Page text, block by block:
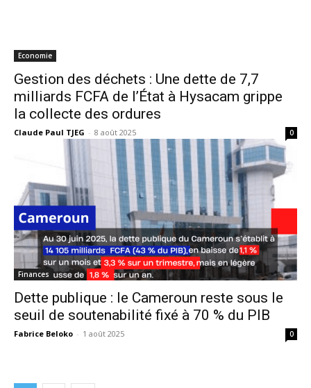
Economie
Gestion des déchets : Une dette de 7,7
milliards FCFA de l’État à Hysacam grippe
la collecte des ordures
Claude Paul TJEG - 8 août 2025 0
Finances
Dette publique : le Cameroun reste sous le
seuil de soutenabilité fixé à 70 % du PIB
Fabrice Beloko - 1 août 2025 0